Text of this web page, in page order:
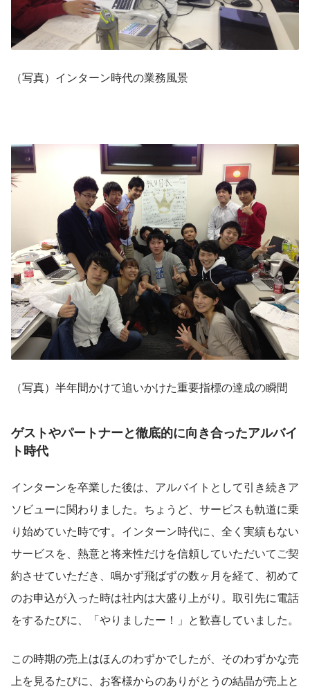
（写真）インターン時代の業務風景
（写真）半年間かけて追いかけた重要指標の達成の瞬間
ゲストやパートナーと徹底的に向き合ったアルバイ
ト時代
インターンを卒業した後は、アルバイトとして引き続きア
ソビューに関わりました。ちょうど、サービスも軌道に乗
り始めていた時です。インターン時代に、全く実績もない
サービスを、熱意と将来性だけを信頼していただいてご契
約させていただき、鳴かず飛ばずの数ヶ月を経て、初めて
のお申込が入った時は社内は大盛り上がり。取引先に電話
をするたびに、「やりましたー！」と歓喜していました。
この時期の売上はほんのわずかでしたが、そのわずかな売
上を見るたびに、お客様からのありがとうの結晶が売上と